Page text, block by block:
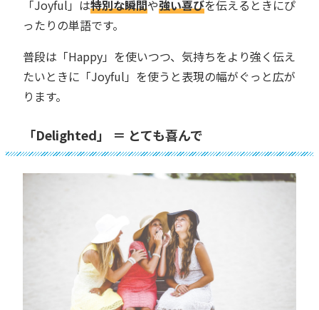
「Joyful」は特別な瞬間や強い喜びを伝えるときにぴ
ったりの単語です。
普段は「Happy」を使いつつ、気持ちをより強く伝え
たいときに「Joyful」を使うと表現の幅がぐっと広が
ります。
「Delighted」 ＝ とても喜んで